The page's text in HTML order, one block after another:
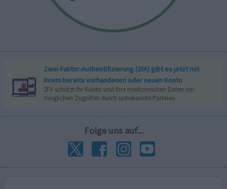
Zwei-Faktor-Authentifizierung (2FA) gibt es jetzt mit
Ihrem bereits vorhandenen oder neuen Konto
2FA schützt Ihr Konto und Ihre medizinischen Daten vor
möglichen Zugriffen durch unbekannte Parteien.
Folge uns auf...